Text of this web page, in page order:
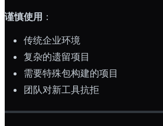
谨慎使用 ：
传统企业环境
复杂的遗留项目
需要特殊包构建的项目
团队对新工具抗拒